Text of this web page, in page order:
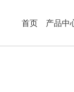
首页 产品中